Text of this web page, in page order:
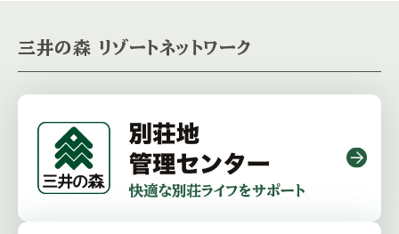
三井の森 リゾートネットワーク